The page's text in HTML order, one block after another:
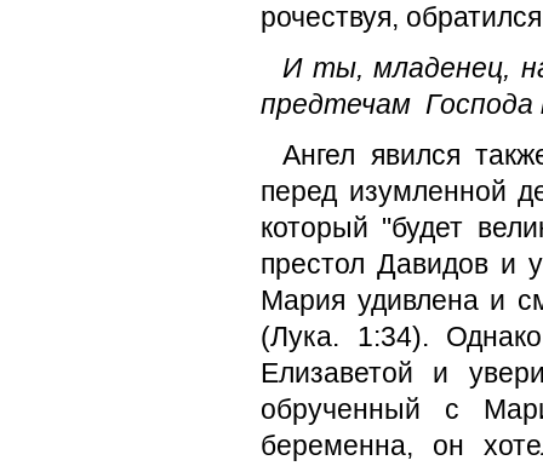
рочествуя,
И ты, младенец,
предтечам Господа
Ангел явился
перед изумленной
который "будет
престол Давидов и
Ма­рия удивлена и
(Лука. 1:34).
Елизаветой и
обрученный с
беременна, он